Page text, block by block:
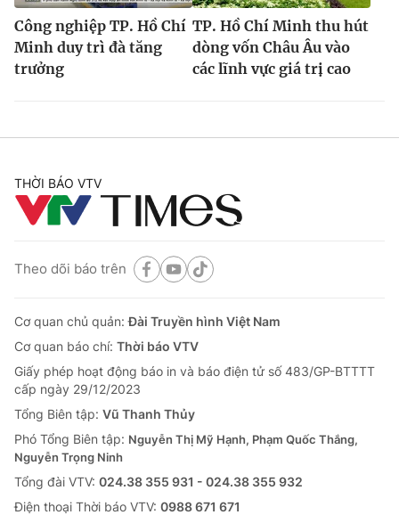
Công nghiệp TP. Hồ Chí
Minh duy trì đà tăng
trưởng
TP. Hồ Chí Minh thu hút
dòng vốn Châu Âu vào
các lĩnh vực giá trị cao
THỜI BÁO VTV
Theo dõi báo trên
Cơ quan chủ quản:Đài Truyền hình Việt Nam
Cơ quan báo chí: Thời báo VTV
Giấy phép hoạt động báo in và báo điện tử số 483/GP-BTTTT
cấp ngày 29/12/2023
Tổng Biên tập: Vũ Thanh Thủy
Phó Tổng Biên tập: Nguyễn Thị Mỹ Hạnh, Phạm Quốc Thắng,
Nguyễn Trọng Ninh
Tổng đài VTV: 024.38 355 931 - 024.38 355 932
Ðiện thoại Thời báo VTV: 0988 671 671